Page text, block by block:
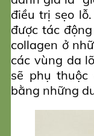
điều trị sẹo
được tác
collagen ở
các vùng da
sẽ phụ thuộc
bằng những